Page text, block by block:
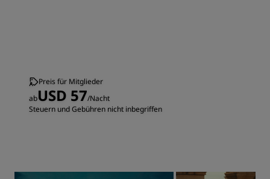
Preis für Mitglieder
abUSD 57/Nacht
Steuern und Gebühren nicht inbegriffen